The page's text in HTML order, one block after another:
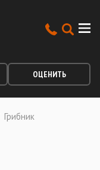
ОЦЕНИТЬ
Грибник